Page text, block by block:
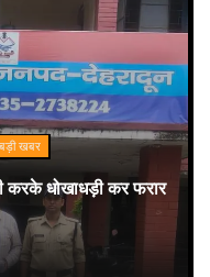
बड़ी खबर
करके धोखाधड़ी कर फरार